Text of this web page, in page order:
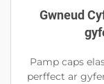
Gwneud
Pamp caps
perffect ar